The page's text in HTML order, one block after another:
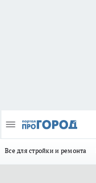
Все для стройки и ремонта